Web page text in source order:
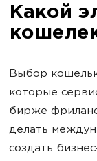
Какой
Выбор
которые
бирже
делать
создать